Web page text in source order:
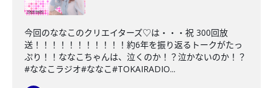
今回のななこのクリエイターズ♡は・・・祝 300回放
送！！！！！！！！！！！約6年を振り返るトークがたっ
ぷり！！ななこちゃんは、泣くのか！？泣かないのか！？
#ななこラジオ#ななこ#TOKAIRADIO...